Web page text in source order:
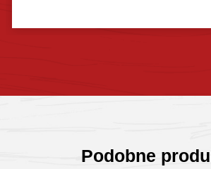
Podobne